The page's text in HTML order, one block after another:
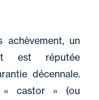
achèvement, un
est réputée
décennale.
« castor » (ou